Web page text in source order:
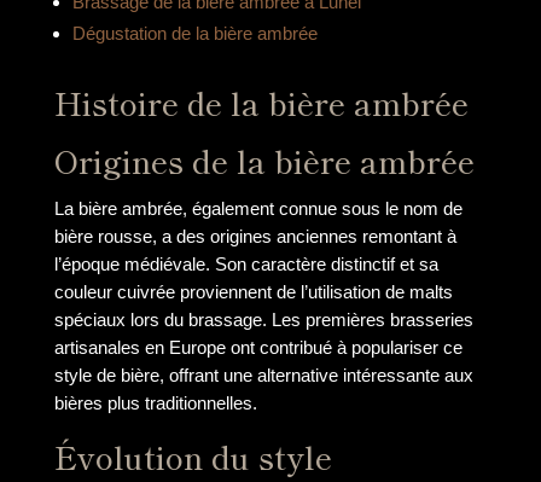
Dégustation de la bière ambrée
Histoire de la bière ambrée
Origines de la bière ambrée
La bière ambrée, également connue sous le nom de
bière rousse, a des origines anciennes remontant à
l’époque médiévale. Son caractère distinctif et sa
couleur cuivrée proviennent de l’utilisation de malts
spéciaux lors du brassage. Les premières brasseries
artisanales en Europe ont contribué à populariser ce
style de bière, offrant une alternative intéressante aux
bières plus traditionnelles.
Évolution du style